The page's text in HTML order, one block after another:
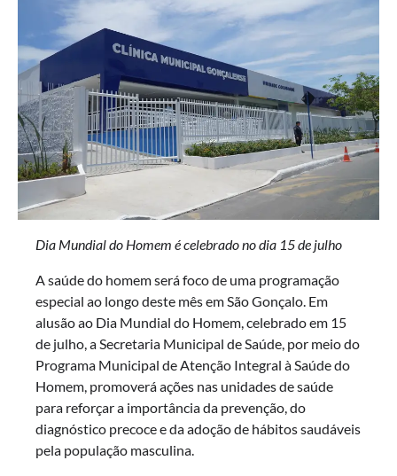
Dia Mundial do Homem é celebrado no dia 15 de julho
A saúde do homem será foco de uma programação
especial ao longo deste mês em São Gonçalo. Em
alusão ao Dia Mundial do Homem, celebrado em 15
de julho, a Secretaria Municipal de Saúde, por meio do
Programa Municipal de Atenção Integral à Saúde do
Homem, promoverá ações nas unidades de saúde
para reforçar a importância da prevenção, do
diagnóstico precoce e da adoção de hábitos saudáveis
pela população masculina.